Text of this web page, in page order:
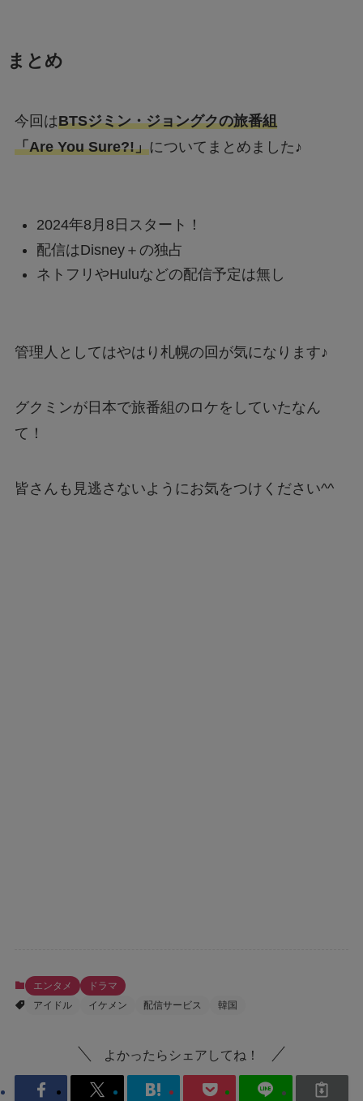
まとめ
今回はBTSジミン・ジョングクの旅番組
「Are You Sure?!」についてまとめました♪
2024年8月8日スタート！
配信はDisney＋の独占
ネトフリやHuluなどの配信予定は無し
管理人としてはやはり札幌の回が気になります♪
グクミンが日本で旅番組のロケをしていたなん
て！
皆さんも見逃さないようにお気をつけください^^
エンタメ
ドラマ
アイドル
イケメン 配信サービス 韓国
よかったらシェアしてね！